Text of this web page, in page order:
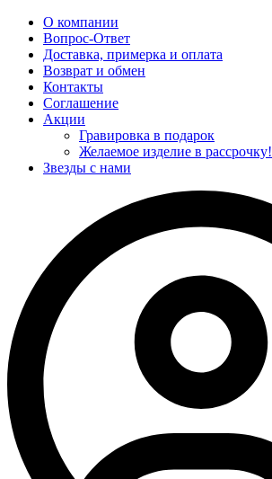
О компании
Вопрос-Ответ
Доставка, примерка и оплата
Возврат и обмен
Контакты
Соглашение
Акции
Гравировка в подарок
Желаемое изделие в рассрочку!
Звезды с нами